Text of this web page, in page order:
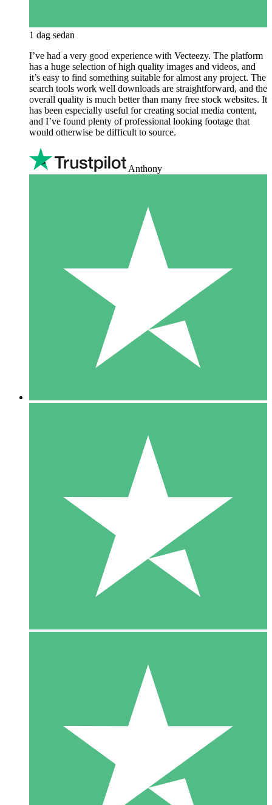
1 dag sedan
I’ve had a very good experience with Vecteezy. The platform
has a huge selection of high quality images and videos, and
it’s easy to find something suitable for almost any project. The
search tools work well downloads are straightforward, and the
overall quality is much better than many free stock websites. It
has been especially useful for creating social media content,
and I’ve found plenty of professional looking footage that
would otherwise be difficult to source.
Anthony